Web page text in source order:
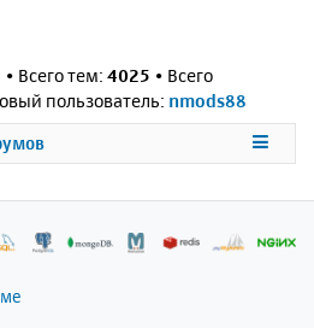
• Всего тем: 4025 • Всего
пользователь: nmods88